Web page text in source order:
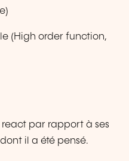
(High order function,
par rapport à ses
il a été pensé.